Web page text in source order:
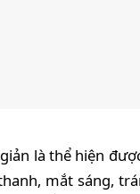
là thể hiện
mắt sáng,